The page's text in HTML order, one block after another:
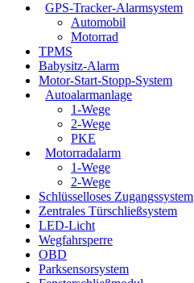
GPS-Tracker-Alarmsystem
Automobil
Motorrad
TPMS
Babysitz-Alarm
Motor-Start-Stopp-System
Autoalarmanlage
1-Wege
2-Wege
PKE
Motorradalarm
1-Wege
2-Wege
Schlüsselloses Zugangssystem
Zentrales Türschließsystem
LED-Licht
Wegfahrsperre
OBD
Parksensorsystem